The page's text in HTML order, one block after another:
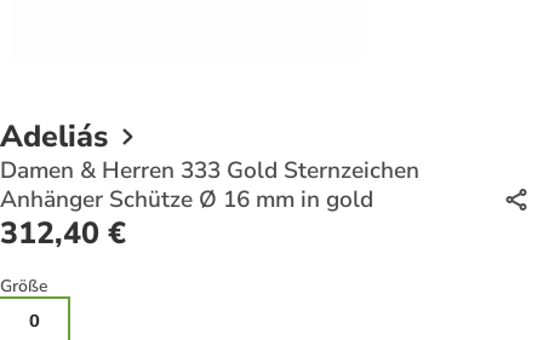
Adeliás
Damen & Herren 333 Gold Sternzeichen
Anhänger Schütze Ø 16 mm in gold
312,40 €
Größe
0